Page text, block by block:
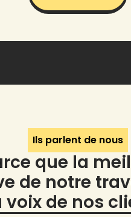
Ils parlent de nous
que la
de notre
voix de nos